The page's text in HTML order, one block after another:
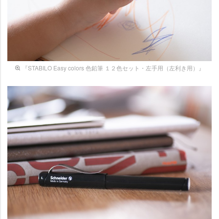
『STABILO Easy colors 色鉛筆 １２色セット・左手用（左利き用）』